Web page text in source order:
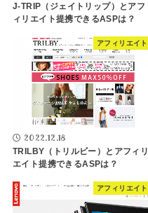
J-TRIP（ジェイトリップ）とアフ
ィリエイト提携できるASPは？
アフィリエイト
2022.12.18
TRILBY（トリルビー）とアフィリ
エイト提携できるASPは？
アフィリエイト